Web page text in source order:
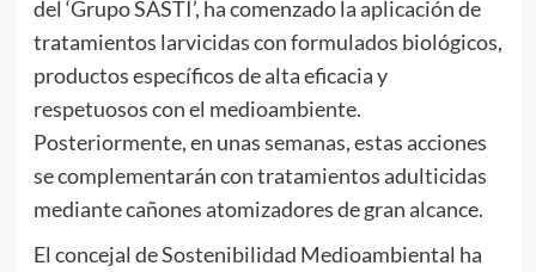
del ‘Grupo SASTI’, ha comenzado la aplicación de
tratamientos larvicidas con formulados biológicos,
productos específicos de alta eficacia y
respetuosos con el medioambiente.
Posteriormente, en unas semanas, estas acciones
se complementarán con tratamientos adulticidas
mediante cañones atomizadores de gran alcance.
El concejal de Sostenibilidad Medioambiental ha